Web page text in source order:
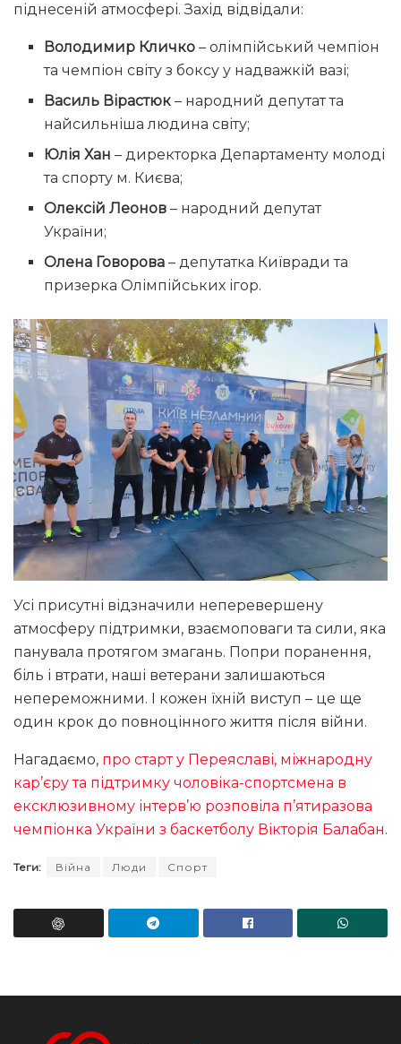
піднесеній атмосфері. Захід відвідали:
Володимир Кличко – олімпійський чемпіон
та чемпіон світу з боксу у надважкій вазі;
Василь Вірастюк – народний депутат та
найсильніша людина світу;
Юлія Хан – директорка Департаменту молоді
та спорту м. Києва;
Олексій Леонов – народний депутат
України;
Олена Говорова – депутатка Київради та
призерка Олімпійських ігор.
Усі присутні відзначили неперевершену
атмосферу підтримки, взаємоповаги та сили, яка
панувала протягом змагань. Попри поранення,
біль і втрати, наші ветерани залишаються
непереможними. І кожен їхній виступ – це ще
один крок до повноцінного життя після війни.
Нагадаємо, про старт у Переяславі, міжнародну
кар’єру та підтримку чоловіка-спортсмена в
ексклюзивному інтерв’ю розповіла п’ятиразова
чемпіонка України з баскетболу Вікторія Балабан.
Теги: Війна Люди Спорт